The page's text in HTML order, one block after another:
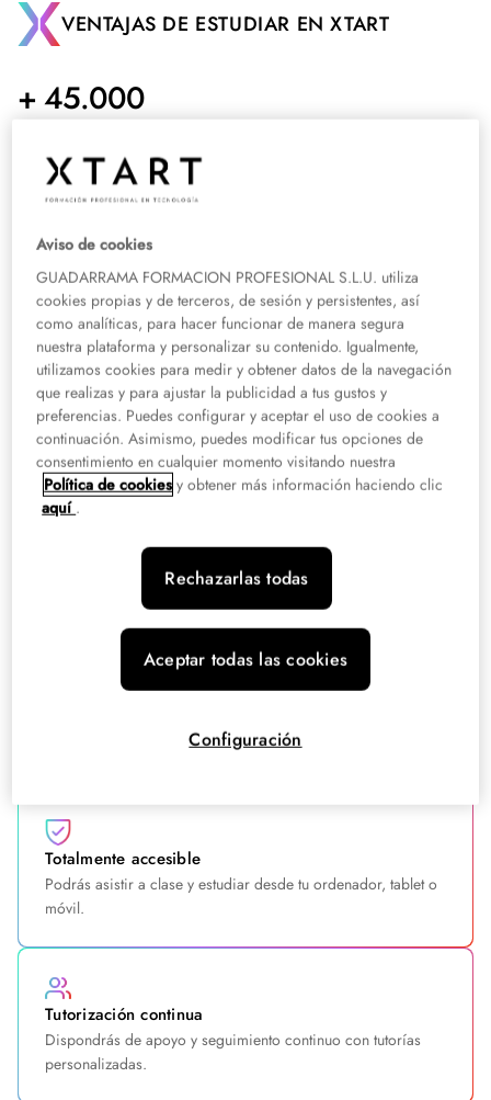
VENTAJAS DE ESTUDIAR EN XTART
+ 45.000
Más de 45.000 estudiantes se han formado ya con nosotros, talento
que transforma el futuro.
+ 2.500
CONVENIOS
Más de 2.500 convenios líderes con entidades del sector.
+ 90%
EMPLEABILIDAD
Bolsa de empleo propia con más del 90% de inserción laboral.
+ 30
AÑOS DE TRAYECTORIA
Formando estudiantes desde 1994 en la UAX, desde 2012 en XTART,
bajo la marca Galeno y desde 2011 en The Valley.
Tu campus virtual
Clases en directo y grabadas para que avances a tu ritmo,
siempre acompañado por el profesorado. Conoce todo lo
que te ofrece tu campus virtual.
Tendrás todos los contenidos disponibles a cualquier hora,
cualquier día de la semana.
Totalmente accesible
Podrás asistir a clase y estudiar desde tu ordenador, tablet o
móvil.
Tutorización continua
Dispondrás de apoyo y seguimiento continuo con tutorías
personalizadas.
Aviso de cookies
GUADARRAMA FORMACION PROFESIONAL S.L.U. utiliza
cookies propias y de terceros, de sesión y persistentes, así
como analíticas, para hacer funcionar de manera segura
nuestra plataforma y personalizar su contenido. Igualmente,
utilizamos cookies para medir y obtener datos de la navegación
que realizas y para ajustar la publicidad a tus gustos y
preferencias. Puedes configurar y aceptar el uso de cookies a
continuación. Asimismo, puedes modificar tus opciones de
consentimiento en cualquier momento visitando nuestra
Política de cookies y obtener más información haciendo clic
aquí .
Rechazarlas todas
Aceptar todas las cookies
Configuración